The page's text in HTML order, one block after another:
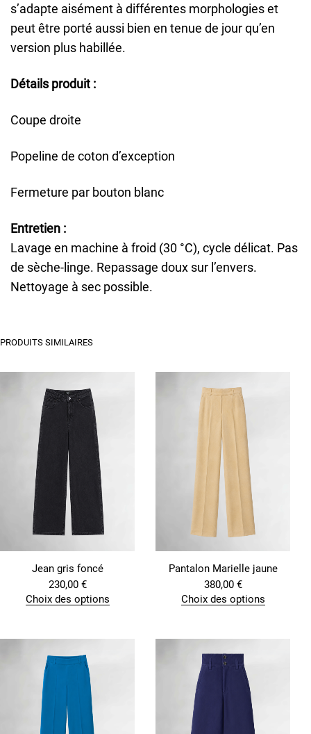
s’adapte aisément à différentes morphologies et
peut être porté aussi bien en tenue de jour qu’en
version plus habillée.
Détails produit :
Coupe droite
Popeline de coton d’exception
Fermeture par bouton blanc
Entretien :
Lavage en machine à froid (30 °C), cycle délicat. Pas
de sèche-linge. Repassage doux sur l’envers.
Nettoyage à sec possible.
PRODUITS SIMILAIRES
Jean gris foncé
230,00 €
Choix des options
p
o
u
t
a
Pantalon Marielle jaune
380,00 €
Choix des options
p
o
i